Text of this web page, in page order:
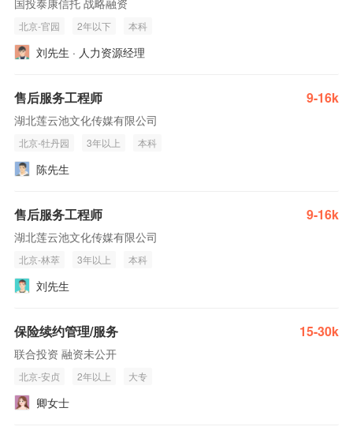
国投泰康信托 战略融资
北京-官园 2年以下 本科
刘先生 · 人力资源经理
售后服务工程师 9-16k
湖北莲云池文化传媒有限公司
北京-牡丹园 3年以上 本科
陈先生
售后服务工程师 9-16k
湖北莲云池文化传媒有限公司
北京-林萃 3年以上 本科
刘先生
保险续约管理/服务 15-30k
联合投资 融资未公开
北京-安贞 2年以上 大专
卿女士